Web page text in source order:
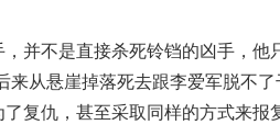
并不是直接杀死铃铛的凶手，他
来从悬崖掉落死去跟李爱军脱不
复仇，甚至采取同样的方式来报